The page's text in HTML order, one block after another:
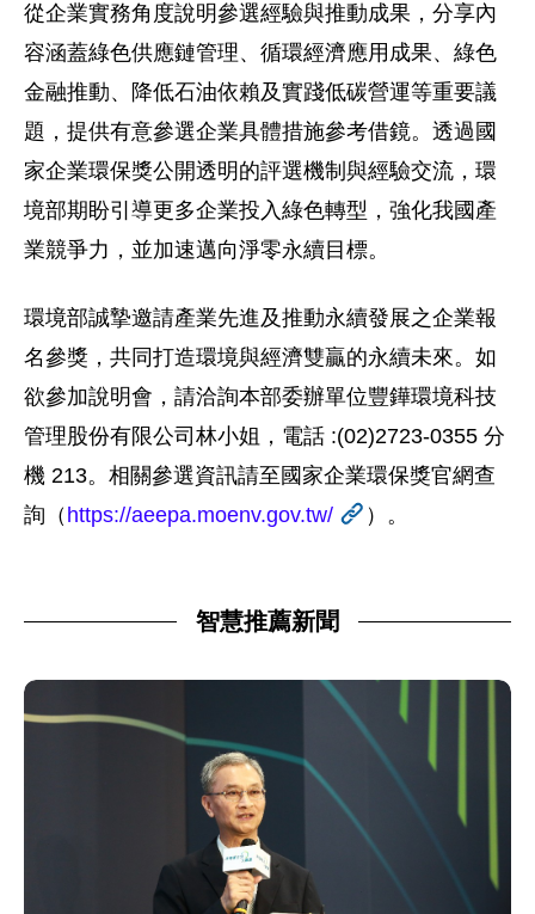
從企業實務角度說明參選經驗與推動成果，分享內
容涵蓋綠色供應鏈管理、循環經濟應用成果、綠色
金融推動、降低石油依賴及實踐低碳營運等重要議
題，提供有意參選企業具體措施參考借鏡。透過國
家企業環保獎公開透明的評選機制與經驗交流，環
境部期盼引導更多企業投入綠色轉型，強化我國產
業競爭力，並加速邁向淨零永續目標。
環境部誠摯邀請產業先進及推動永續發展之企業報
名參獎，共同打造環境與經濟雙贏的永續未來。如
欲參加說明會，請洽詢本部委辦單位豐鏵環境科技
管理股份有限公司林小姐，電話 :(02)2723-0355 分
機 213。相關參選資訊請至國家企業環保獎官網查
詢（ https://aeepa.moenv.gov.tw/ ）。
智慧推薦新聞